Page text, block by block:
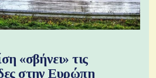
«σβήνει» τις
στην Ευρώπη